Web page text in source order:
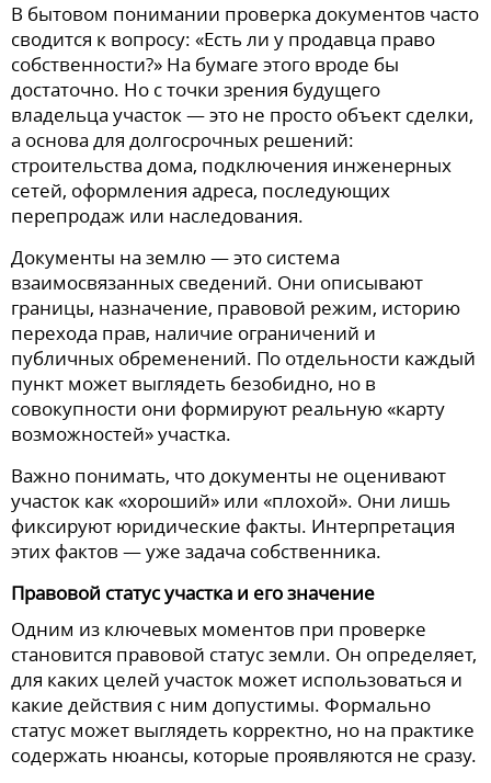
В бытовом понимании проверка документов часто
сводится к вопросу: «Есть ли у продавца право
собственности?» На бумаге этого вроде бы
достаточно. Но с точки зрения будущего
владельца участок — это не просто объект сделки,
а основа для долгосрочных решений:
строительства дома, подключения инженерных
сетей, оформления адреса, последующих
перепродаж или наследования.
Документы на землю — это система
взаимосвязанных сведений. Они описывают
границы, назначение, правовой режим, историю
перехода прав, наличие ограничений и
публичных обременений. По отдельности каждый
пункт может выглядеть безобидно, но в
совокупности они формируют реальную «карту
возможностей» участка.
Важно понимать, что документы не оценивают
участок как «хороший» или «плохой». Они лишь
фиксируют юридические факты. Интерпретация
этих фактов — уже задача собственника.
Правовой статус участка и его значение
Одним из ключевых моментов при проверке
становится правовой статус земли. Он определяет,
для каких целей участок может использоваться и
какие действия с ним допустимы. Формально
статус может выглядеть корректно, но на практике
содержать нюансы, которые проявляются не сразу.